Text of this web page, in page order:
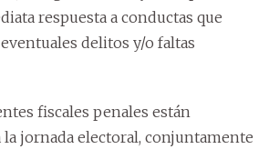
respuesta a conductas que
delitos y/o faltas
fiscales penales están
la jornada electoral, conjuntamente